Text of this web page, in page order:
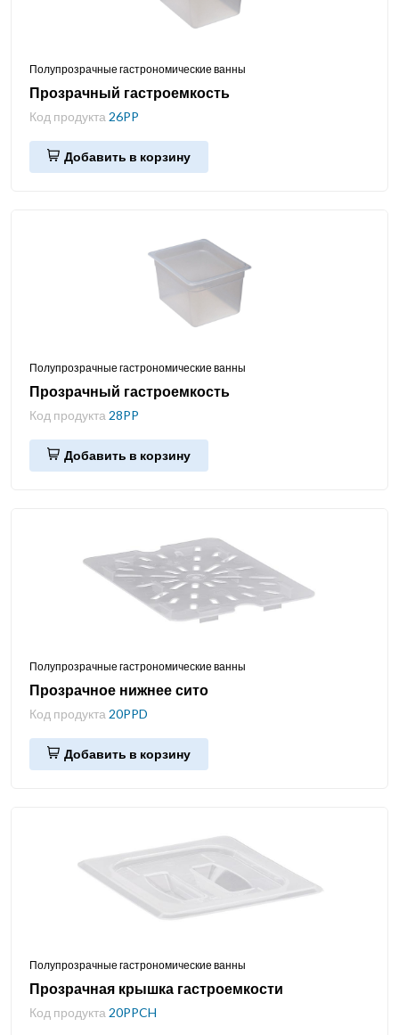
Полупрозрачные гастрономические ванны
Прозрачный гастроемкость
Код продукта 26PP
Добавить в корзину
Полупрозрачные гастрономические ванны
Прозрачный гастроемкость
Код продукта 28PP
Добавить в корзину
Полупрозрачные гастрономические ванны
Прозрачное нижнее сито
Код продукта 20PPD
Добавить в корзину
Полупрозрачные гастрономические ванны
Прозрачная крышка гастроемкости
Код продукта 20PPCH